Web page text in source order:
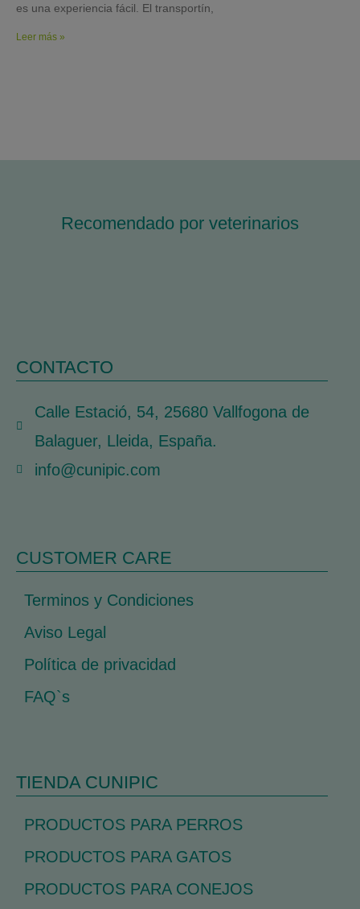
es una experiencia fácil. El transportín,
Leer más »
Recomendado por veterinarios
CONTACTO
Calle Estació, 54, 25680 Vallfogona de
Balaguer, Lleida, España.
info@cunipic.com
CUSTOMER CARE
Terminos y Condiciones
Aviso Legal
Política de privacidad
FAQ`s
TIENDA CUNIPIC
PRODUCTOS PARA PERROS
PRODUCTOS PARA GATOS
PRODUCTOS PARA CONEJOS